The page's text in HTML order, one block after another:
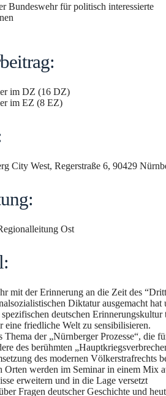
Bundeswehr für politisch interessierte
im DZ (16 DZ)
im EZ (8 EZ)
City West, Regerstraße 6, 90429
Ost
mit der Erinnerung an die Zeit des
Diktatur ausgemacht
deutschen
eine friedliche Welt zu sensibilisieren.
Thema der „Nürnberger Prozesse“, die
des berühmten
des modernen Völkerstrafrechts
Orten werden im Seminar in einem Mix
erweitern und in die Lage versetzt
Fragen deutscher Geschichte und